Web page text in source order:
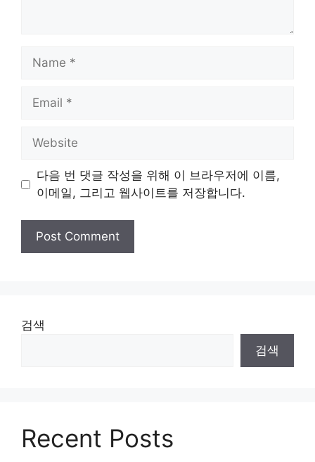
Name
Email
Website
다음 번 댓글 작성을 위해 이 브라우저에 이름,
이메일, 그리고 웹사이트를 저장합니다.
검색
검색
Recent Posts